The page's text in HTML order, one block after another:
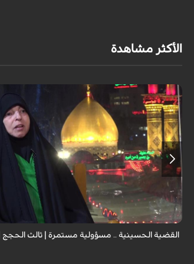
الأكثر مشاهدة
الضيف: الأستاذة أميرة القزاز - باحثة إسلامية
القضية الحسينية .. مسؤولية مستمرة | ثالث الحجج | 2026-08-06